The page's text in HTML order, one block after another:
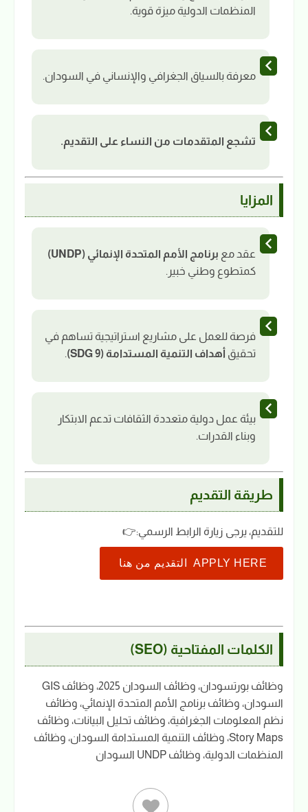
المنظمات الدولية ميزة قوية.
معرفة بالسياق الجغرافي والإنساني في السودان.
تشجع المتقدمات من النساء على التقديم.
المزايا
عقد مع برنامج الأمم المتحدة الإنمائي (UNDP)
كمتطوع وطني خبير.
فرصة للعمل على مشاريع استراتيجية تساهم في
تحقيق أهداف التنمية المستدامة (SDG 9) .
بيئة عمل دولية متعددة الثقافات تدعم الابتكار
وبناء القدرات.
طريقة التقديم
للتقديم، يرجى زيارة الرابط الرسمي:👉
APPLY HERE التقديم من هنا
الكلمات المفتاحية (SEO)
وظائف بورتسودان، وظائف السودان 2025، وظائف GIS
السودان، وظائف برنامج الأمم المتحدة الإنمائي، وظائف
نظم المعلومات الجغرافية، وظائف تحليل البيانات، وظائف
Story Maps، وظائف التنمية المستدامة السودان، وظائف
المنظمات الدولية، وظائف UNDP السودان